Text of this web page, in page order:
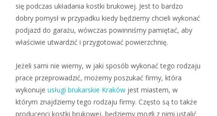
się podczas układania kostki brukowej. Jest to bardzo
dobry pomysł w przypadku kiedy będziemy chcieli wykonać
podjazd do garażu, wówczas powinniśmy pamiętać, aby
właściwie utwardzić i przygotować powierzchnię.
Jeżeli sami nie wiemy, w jaki sposób wykonać tego rodzaju
prace przeprowadzić, możemy poszukać firmy, która
wykonuje usługi brukarskie Kraków jest miastem, w
którym znajdziemy tego rodzaju firmy. Często są to także
producenci kostki brukowej, będziemy mogli z nimi ustalić